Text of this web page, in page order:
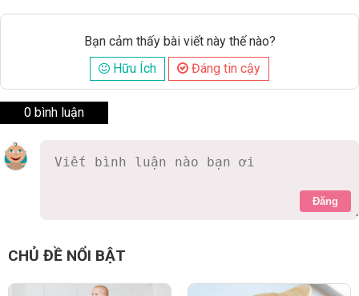
Bạn cảm thấy bài viết này thế nào?
Hữu Ích
Đáng tin cậy
0 bình luận
Đăng
CHỦ ĐỀ NỔI BẬT